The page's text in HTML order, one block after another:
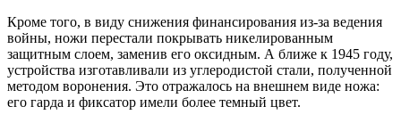
Кроме того, в виду снижения финансирования из-за ведения
войны, ножи перестали покрывать никелированным
защитным слоем, заменив его оксидным. А ближе к 1945 году,
устройства изготавливали из углеродистой стали, полученной
методом воронения. Это отражалось на внешнем виде ножа:
его гарда и фиксатор имели более темный цвет.